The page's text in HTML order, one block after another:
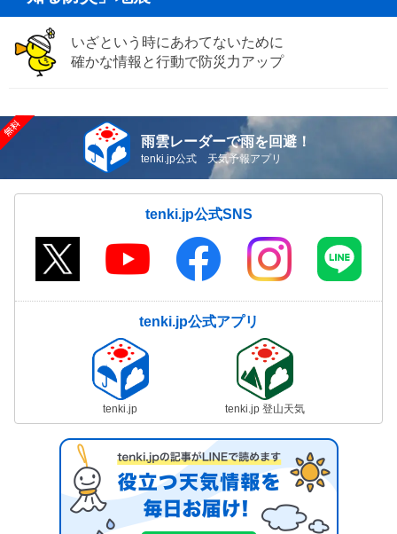
いざという時にあわてないために
確かな情報と行動で防災力アップ
雨雲レーダーで雨を回避！
tenki.jp公式 天気予報アプリ
tenki.jp公式SNS
tenki.jp公式アプリ
tenki.jp tenki.jp 登山天気